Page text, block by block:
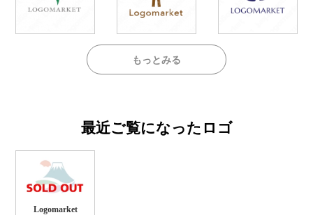
もっとみる
最近ご覧になったロゴ
Logomarket